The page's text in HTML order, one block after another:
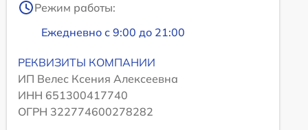
Режим работы:
Ежедневно с 9:00 до 21:00
РЕКВИЗИТЫ КОМПАНИИ
ИП Велес Ксения Алексеевна
ИНН 651300417740
ОГРН 322774600278282